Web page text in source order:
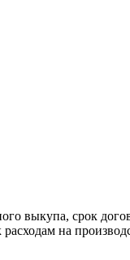
выкупа, срок
на